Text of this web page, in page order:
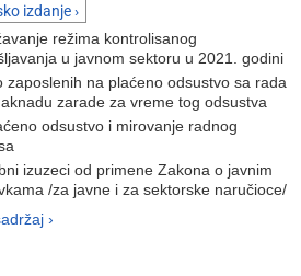
izdanje ›
režima kontrolisanog
u javnom sektoru u 2021. godini
zaposlenih na plaćeno odsustvo sa rada
zarade za vreme tog odsustva
odsustvo i mirovanje radnog
izuzeci od primene Zakona o javnim
/za javne i za sektorske naručioce/
›